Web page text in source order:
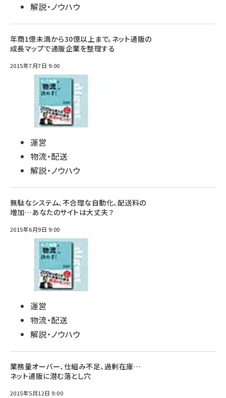
解説・ノウハウ
年商1億未満から30億以上まで。ネット通販の
成長マップで通販企業を整理する
2015年7月7日 9:00
運営
物流・配送
解説・ノウハウ
無駄なシステム、不合理な自動化、配送料の
増加…あなたのサイトは大丈夫？
2015年6月9日 9:00
運営
物流・配送
解説・ノウハウ
業務量オーバー、仕組み不足、過剰在庫…
ネット通販に潜む落とし穴
2015年5月12日 9:00